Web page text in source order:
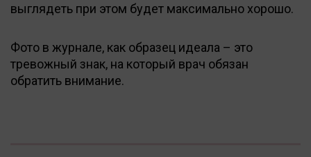
выглядеть при этом будет максимально хорошо.
Фото в журнале, как образец идеала – это
тревожный знак, на который врач обязан
обратить внимание.